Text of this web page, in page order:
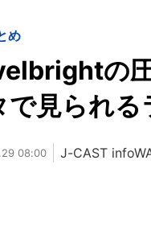
め
の
で見られ
08:00 J-CAST